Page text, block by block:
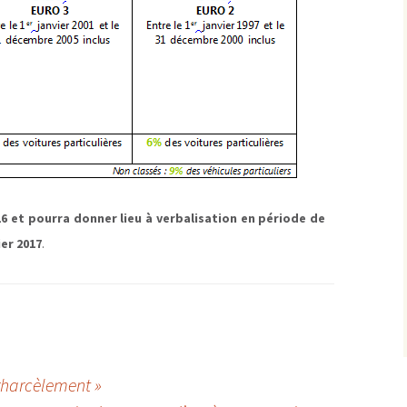
et pourra donner lieu à verbalisation en période de
2017.
»